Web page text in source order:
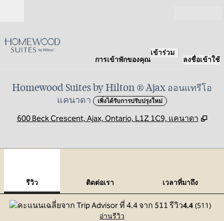
การเข้าพักของคุณ
เข้าร่วม
ลงชื่อเข้าใช้
Homewood Suites by Hilton ® Ajax ออนแทรีโอ
แคนาดา
เพิ่งได้รับการปรับปรุงใหม่
600 Beck Crescent, Ajax, Ontario, L1Z 1C9, แคนาดา ,
รีวิว ติดต่อเรา เวลาที่มาถึง
4.4 (511)
อ่านรีวิว